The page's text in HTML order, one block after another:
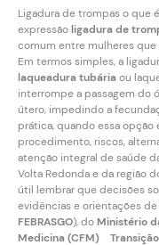
Ligadura de trompas o que
expressãoligadura de
comum entre mulheres
Em termos simples, a
laqueadura tubáriaou
interrompe a passagem do
útero, impedindo a
prática, quando essa
procedimento, riscos,
atenção integral de saúde
Volta Redonda e da região
útil lembrar que decisões
evidências e orientações
FEBRASGO), doMinistério
Medicina (CFM)